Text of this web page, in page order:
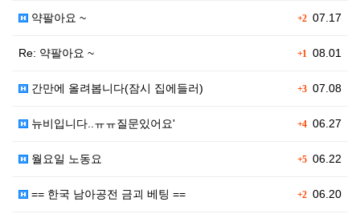
+207.17
약팔아요 ~
+1 08.01
Re: 약팔아요 ~
+307.08
간만에 올려봅니다(잠시 집에들러)
+406.27
뉴비입니다..ㅠㅠ질문있어요'
+506.22
월요일 노동요
+206.20
== 한국 남아공전 금괴 베팅 ==